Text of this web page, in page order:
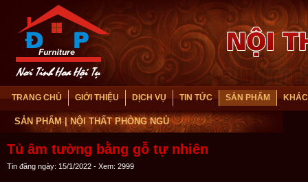
TRANG CHỦ GIỚI THIỆU DỊCH VỤ TIN TỨC SẢN PHẨM
SẢN PHẨM | NỘI THẤT PHÒNG NGỦ
Tủ âm tường bằng gỗ tự nhiên
Tin đăng ngày: 15/1/2022 - Xem: 2999